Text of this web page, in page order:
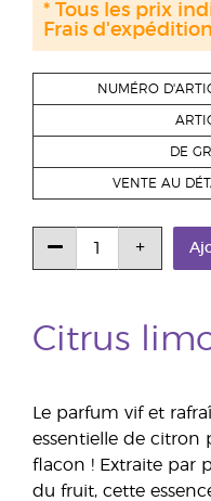
Citrus
Le parfum vif et
essentielle de citron
flacon ! Extraite par
du fruit, cette
NUMÉRO
DE
VENTE AU
* Tous les prix
Frais